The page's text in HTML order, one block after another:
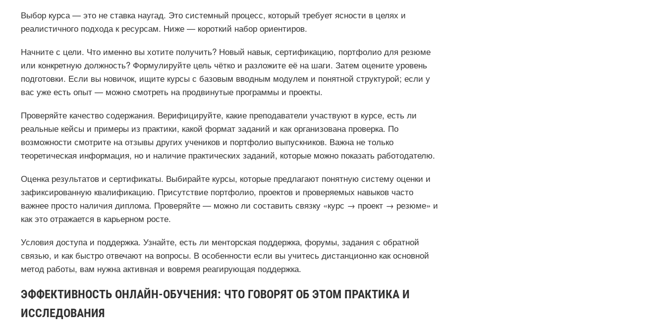
Выбор курса — это не ставка наугад. Это системный процесс, который требует ясности в целях и
реалистичного подхода к ресурсам. Ниже — короткий набор ориентиров.
Начните с цели. Что именно вы хотите получить? Новый навык, сертификацию, портфолио для резюме
или конкретную должность? Формулируйте цель чётко и разложите её на шаги. Затем оцените уровень
подготовки. Если вы новичок, ищите курсы с базовым вводным модулем и понятной структурой; если у
вас уже есть опыт — можно смотреть на продвинутые программы и проекты.
Проверяйте качество содержания. Верифицируйте, какие преподаватели участвуют в курсе, есть ли
реальные кейсы и примеры из практики, какой формат заданий и как организована проверка. По
возможности смотрите на отзывы других учеников и портфолио выпускников. Важна не только
теоретическая информация, но и наличие практических заданий, которые можно показать работодателю.
Оценка результатов и сертификаты. Выбирайте курсы, которые предлагают понятную систему оценки и
зафиксированную квалификацию. Присутствие портфолио, проектов и проверяемых навыков часто
важнее просто наличия диплома. Проверяйте — можно ли составить связку «курс → проект → резюме» и
как это отражается в карьерном росте.
Условия доступа и поддержка. Узнайте, есть ли менторская поддержка, форумы, задания с обратной
связью, и как быстро отвечают на вопросы. В особенности если вы учитесь дистанционно как основной
метод работы, вам нужна активная и вовремя реагирующая поддержка.
ЭФФЕКТИВНОСТЬ ОНЛАЙН-ОБУЧЕНИЯ: ЧТО ГОВОРЯТ ОБ ЭТОМ ПРАКТИКА И
ИССЛЕДОВАНИЯ